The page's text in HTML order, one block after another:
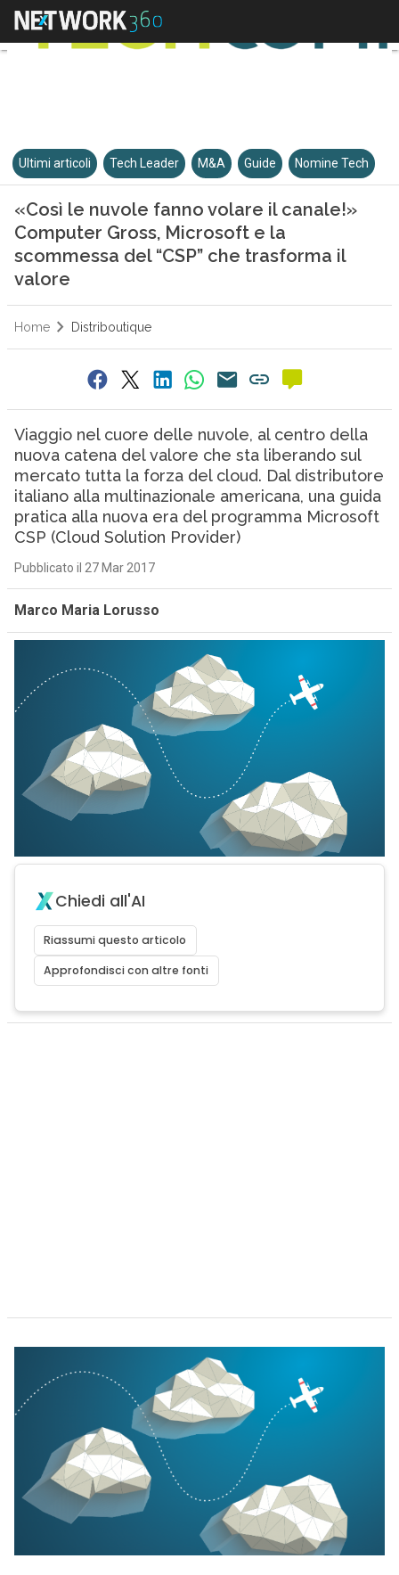
Ultimi articoli Tech Leader M&A Guide Nomine Tech
«Così le nuvole fanno volare il canale!»
Computer Gross, Microsoft e la
scommessa del “CSP” che trasforma il
valore
Home Distriboutique
Viaggio nel cuore delle nuvole, al centro della
nuova catena del valore che sta liberando sul
mercato tutta la forza del cloud. Dal distributore
italiano alla multinazionale americana, una guida
pratica alla nuova era del programma Microsoft
CSP (Cloud Solution Provider)
Pubblicato il 27 Mar 2017
Marco Maria Lorusso
Chiedi all'AI
Riassumi questo articolo
Approfondisci con altre fonti